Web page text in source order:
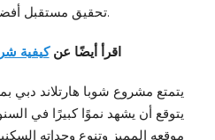
تحقيق مستقبل أفضل لإمارة دبي والعالم بأكمله.
اقرأ أيضًا عنكيفية
يتمتع مشروع شوبا هارتلاند دبي
يتوقع أن يشهد نموًا كبيرًا في
موقعه المميز وتنوع وحداته